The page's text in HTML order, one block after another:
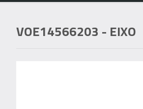
VOE14566203 - EIXO